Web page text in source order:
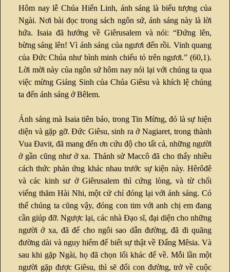
Hôm nay lễ Chúa Hiển Linh, ánh sáng là biểu tượng của
Ngài. Nơi bài đọc trong sách ngôn sứ, ánh sáng này là lời
hứa. Isaia đã hướng về Giêrusalem và nói: “Đứng lên,
bừng sáng lên! Vì ánh sáng của ngươi đến rồi. Vinh quang
của Đức Chúa như bình minh chiếu tỏ trên ngươi.” (60,1).
Lời mời này của ngôn sứ hôm nay nói lại với chúng ta qua
việc mừng Giáng Sinh của Chúa Giêsu và khích lệ chúng
ta đến ánh sáng ở Bêlem.
Ánh sáng mà Isaia tiên báo, trong Tin Mừng, đó là sự hiện
diện và gặp gỡ. Đức Giêsu, sinh ra ở Nagiaret, trong thành
Vua Đavit, đã mang đến ơn cứu độ cho tất cả, những người
ở gần cũng như ở xa. Thánh sử Maccô đã cho thấy nhiều
cách thức phản ứng khác nhau trước sự kiện này. Hêrôđê
và các kinh sư ở Giêrusalem thì cứng lòng, và từ chối
viếng thăm Hài Nhi, một cử chỉ đóng lại với ánh sáng. Có
thể chúng ta cũng vậy, đóng con tim với anh chị em đang
cần giúp đỡ. Ngược lại, các nhà Đạo sĩ, đại diện cho những
người ở xa, đã để cho ngôi sao dẫn đường, đã đi quãng
đường dài và nguy hiểm để biết sự thật về Đấng Mêsia. Và
sau khi gặp Ngài, họ đã chọn lối khác để về. Mỗi lần một
người gặp được Giêsu, thì sẽ đổi con đường, trở về cuộc